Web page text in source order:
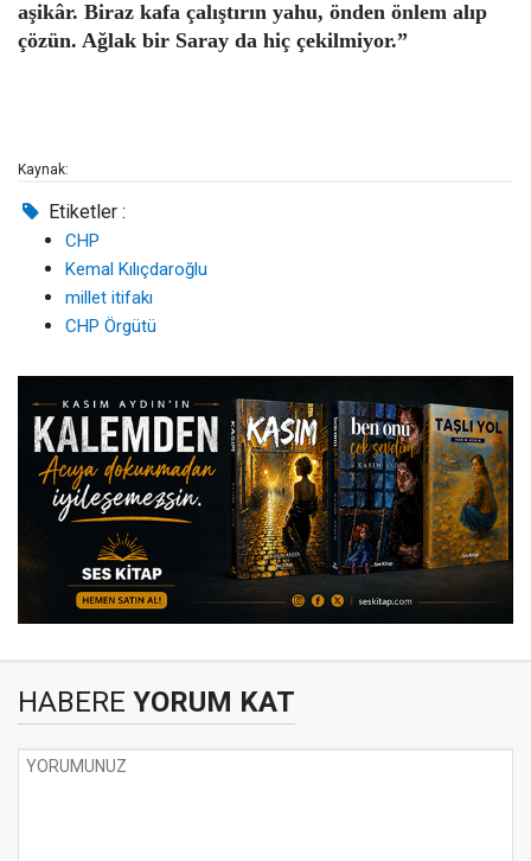
aşikâr. Biraz kafa çalıştırın yahu, önden önlem alıp
çözün. Ağlak bir Saray da hiç çekilmiyor.”
Kaynak:
Etiketler :
CHP
Kemal Kılıçdaroğlu
millet itifakı
CHP Örgütü
HABERE YORUM KAT